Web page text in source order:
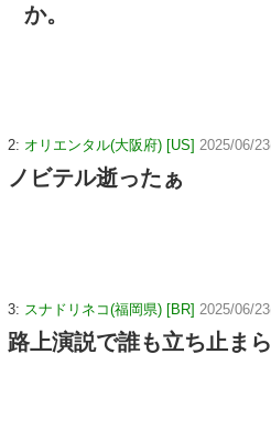
か。
2: オリエンタル(大阪府) [US] 2025/06/
ノビテル逝ったぁ
3: スナドリネコ(福岡県) [BR] 2025/06/
路上演説で誰も立ち止ま